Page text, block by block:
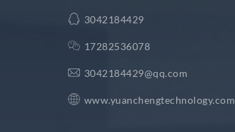
3042184429
17282536078
3042184429@qq.com
www.yuanchengtechnology.com